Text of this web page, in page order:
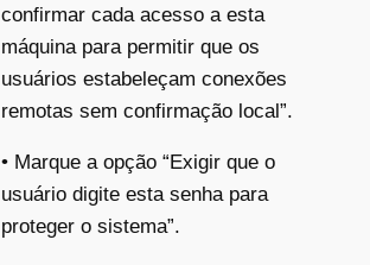
confirmar cada acesso a esta
máquina para permitir que os
usuários estabeleçam conexões
remotas sem confirmação local”.
• Marque a opção “Exigir que o
usuário digite esta senha para
proteger o sistema”.